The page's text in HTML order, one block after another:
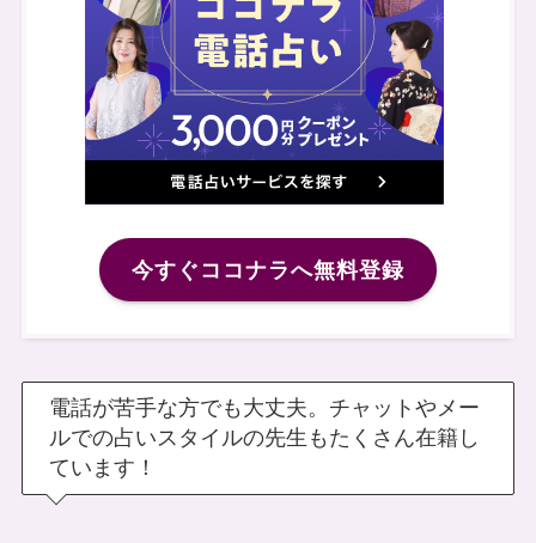
今すぐココナラへ無料登録
電話が苦手な方でも大丈夫。チャットやメー
ルでの占いスタイルの先生もたくさん在籍し
ています！